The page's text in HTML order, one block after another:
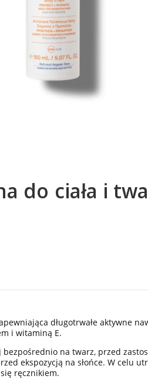
do ciała i
długotrwałe aktywne
i witaminą E.
na twarz, przed
ekspozycją na słońce. W celu
ręcznikiem.